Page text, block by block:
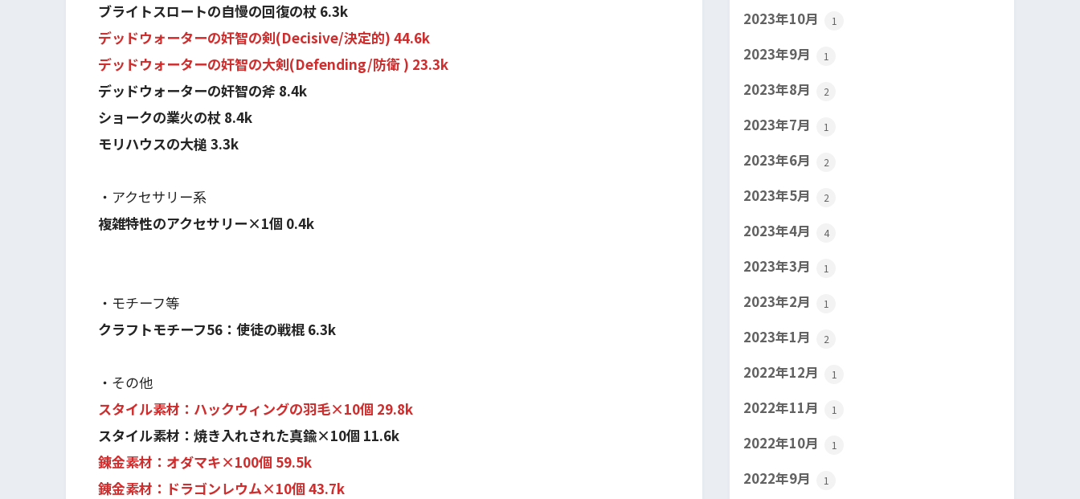
ブライトスロートの自慢の回復の杖 6.3k
デッドウォーターの奸智の剣(Decisive/決定的) 44.6k
デッドウォーターの奸智の大剣(Defending/防衛 ) 23.3k
デッドウォーターの奸智の斧 8.4k
ショークの業火の杖 8.4k
モリハウスの大槌 3.3k
・アクセサリー系
複雑特性のアクセサリー×1個 0.4k
・モチーフ等
クラフトモチーフ56：使徒の戦棍 6.3k
・その他
スタイル素材：ハックウィングの羽毛×10個 29.8k
スタイル素材：焼き入れされた真鍮×10個 11.6k
錬金素材：オダマキ×100個 59.5k
錬金素材：ドラゴンレウム×10個 43.7k
2023年10月 1
2023年9月 1
2023年8月 2
2023年7月 1
2023年6月 2
2023年5月 2
2023年4月 4
2023年3月 1
2023年2月 1
2023年1月 2
2022年12月 1
2022年11月 1
2022年10月 1
2022年9月 1